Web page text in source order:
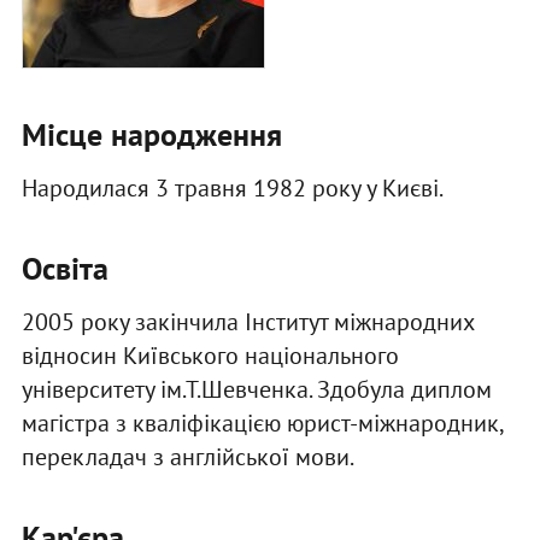
Місце народження
Народилася 3 травня 1982 року у Києві.
Освіта
2005 року закінчила Інститут міжнародних
відносин Київського національного
університету ім.Т.Шевченка. Здобула диплом
магістра з кваліфікацією юрист-міжнародник,
перекладач з англійської мови.